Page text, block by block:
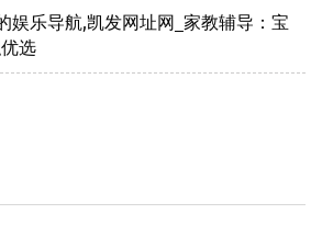
娱乐导航,凯发网址网_家教辅导：宝
选